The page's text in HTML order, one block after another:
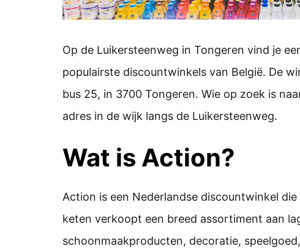
Op de Luikersteenweg in Tongeren vind je
populairste discountwinkels van België. De
bus 25, in 3700 Tongeren. Wie op zoek is
adres in de wijk langs de Luikersteenweg.
Wat is Action?
Action is een Nederlandse discountwinkel
keten verkoopt een breed assortiment aan
schoonmaakproducten, decoratie,